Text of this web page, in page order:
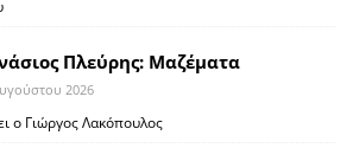
Πλεύρης: Μαζέματα
2026
ο Γιώργος Λακόπουλος